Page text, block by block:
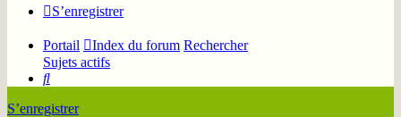
S’enregistrer
Portail Index du forum Rechercher
Sujets actifs
Rechercher
S’enregistrer